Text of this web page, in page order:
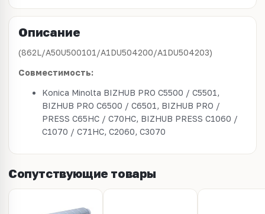
Описание
(862L/A50U500101/A1DU504200/A1DU504203)
Совместимость:
Konica Minolta BIZHUB PRO C5500 / C5501,
BIZHUB PRO C6500 / C6501, BIZHUB PRO /
PRESS C65HC / C70HC, BIZHUB PRESS C1060 /
C1070 / C71HC, С2060, С3070
Сопутствующие товары